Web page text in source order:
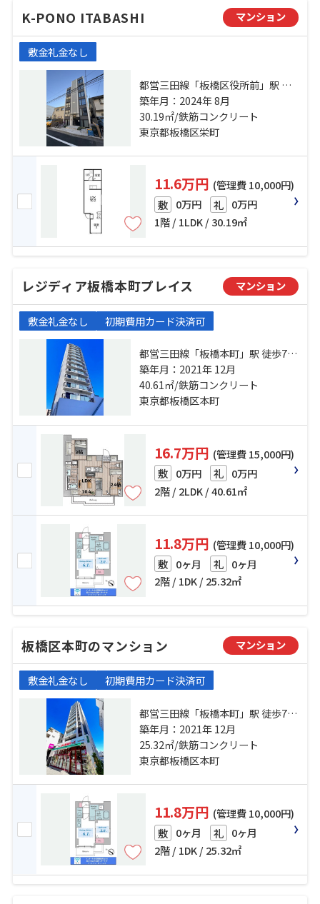
K-PONO ITABASHI マンション
敷金礼金なし
都営三田線「板橋区役所前」駅 徒
歩11分 東武東上線「大山」駅 徒歩
11分 都営三田線「板橋本町」駅 徒
歩13分
築年月：2024年 8月
30.19㎡/鉄筋コンクリート
東京都板橋区栄町
11.6万円 (管理費 10,000円)
敷 0万円 礼 0万円
1階 / 1LDK / 30.19㎡
レジディア板橋本町プレイス マンション
敷金礼金なし 初期費用カード決済可
都営三田線「板橋本町」駅 徒歩7分
都営三田線「板橋区役所前」駅 徒
歩10分 埼京線「十条」駅 徒歩20分
築年月：2021年 12月
40.61㎡/鉄筋コンクリート
東京都板橋区本町
16.7万円 (管理費 15,000円)
敷 0万円 礼 0万円
2階 / 2LDK / 40.61㎡
11.8万円 (管理費 10,000円)
敷 0ヶ月 礼 0ヶ月
2階 / 1DK / 25.32㎡
板橋区本町のマンション マンション
敷金礼金なし 初期費用カード決済可
都営三田線「板橋本町」駅 徒歩7分
都営三田線「板橋区役所前」駅 徒
歩10分 埼京線「十条」駅 徒歩20分
築年月：2021年 12月
25.32㎡/鉄筋コンクリート
東京都板橋区本町
11.8万円 (管理費 10,000円)
敷 0ヶ月 礼 0ヶ月
2階 / 1DK / 25.32㎡